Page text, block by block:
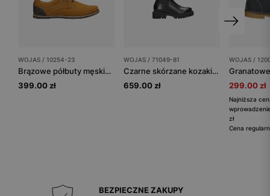
WOJAS / 10254-23
Brązowe półbuty męskie z granatową wstawką na pięcie
399.00 zł
WOJAS / 71049-81
Czarne skórzane kozaki damskie do kolan
659.00 zł
WOJAS /
299.00 zł
Najniższa
zł
Cena
BEZPIECZNE ZAKUPY